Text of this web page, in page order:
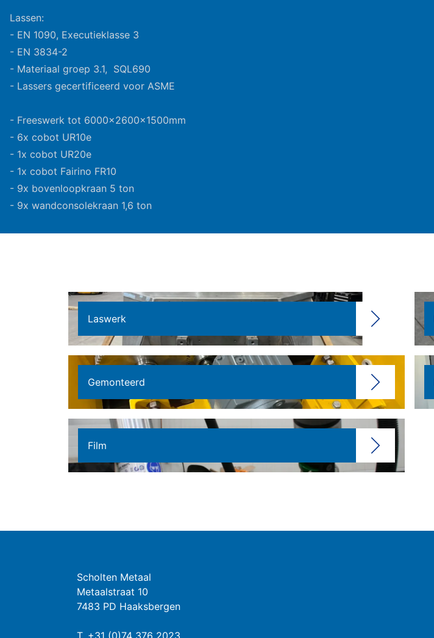
Lassen:
- EN 1090, Executieklasse 3
- EN 3834-2
- Materiaal groep 3.1, SQL690
- Lassers gecertificeerd voor ASME
- Freeswerk tot 6000x2600x1500mm
- 6x cobot UR10e
- 1x cobot UR20e
- 1x cobot Fairino FR10
- 9x bovenloopkraan 5 ton
- 9x wandconsolekraan 1,6 ton
Laswerk
Gemonteerd
Film
Scholten Metaal
Metaalstraat 10
7483 PD Haaksbergen
T. +31 (0)74 376 2023